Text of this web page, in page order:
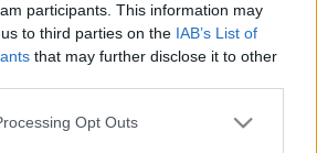
participants. This information may
to third parties on the IAB’s List of
that may further disclose it to other
app uses one or more Google
Opt Outs
a fülkebetyárokat
bárkinek.